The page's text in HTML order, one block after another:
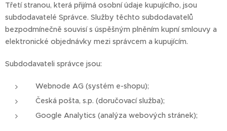
Třetí stranou, která přijímá osobní údaje kupujícího, jsou
subdodavatelé Správce. Služby těchto subdodavatelů
bezpodmínečně souvisí s úspěšným plněním kupní smlouvy a
elektronické objednávky mezi správcem a kupujícím.
Subdodavateli správce jsou:
Webnode AG (systém e-shopu);
Česká pošta, s.p. (doručovací služba);
Google Analytics (analýza webových stránek);